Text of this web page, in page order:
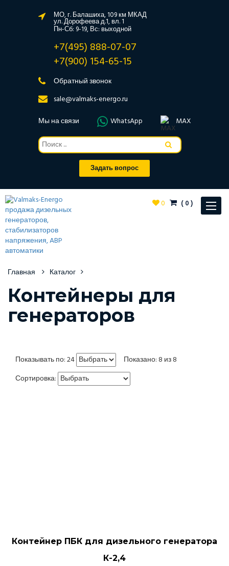
МО, г. Балашиха, 109 км МКАД
ул. Дорофеева д.1, вл. 1
Пн-Сб: 9-19, Вс: выходной
+7(495) 888-07-07
+7(900) 154-65-15
Обратный звонок
sale@valmaks-energo.ru
Мы на связи
WhatsApp MAX
Задать вопрос
Toggle
0 (0)
Главная Каталог
Контейнеры для
генераторов
Показывать по: 24
Показано: 8 из 8
Сортировка:
Контейнер ПБК для дизельного генератора
К-2,4